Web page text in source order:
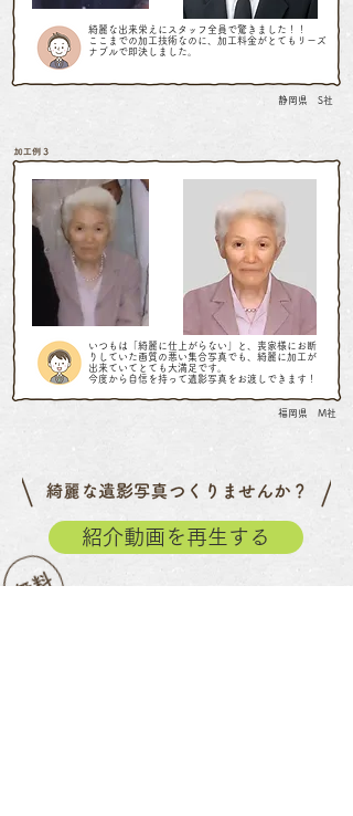
綺麗な出来栄えにスタッフ全員で驚きました！！
ここまでの加工技術なのに、加工料金がとてもリーズ
ナブルで即決しました。
静岡県 S社
いつもは「綺麗に仕上がらない」と、喪家様にお断
りしていた画質の悪い集合写真でも、綺麗に加工が
出来ていてとても大満足です。
今度から自信を持って遺影写真をお渡しできます！
福岡県 M社
紹介動画を再生する